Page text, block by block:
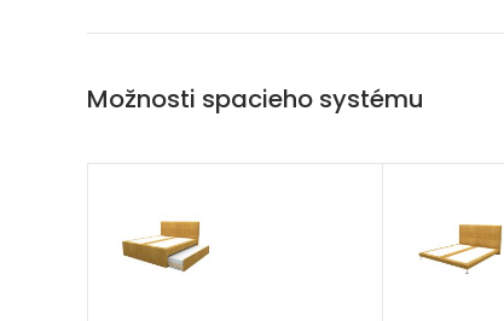
Možnosti spacieho systému